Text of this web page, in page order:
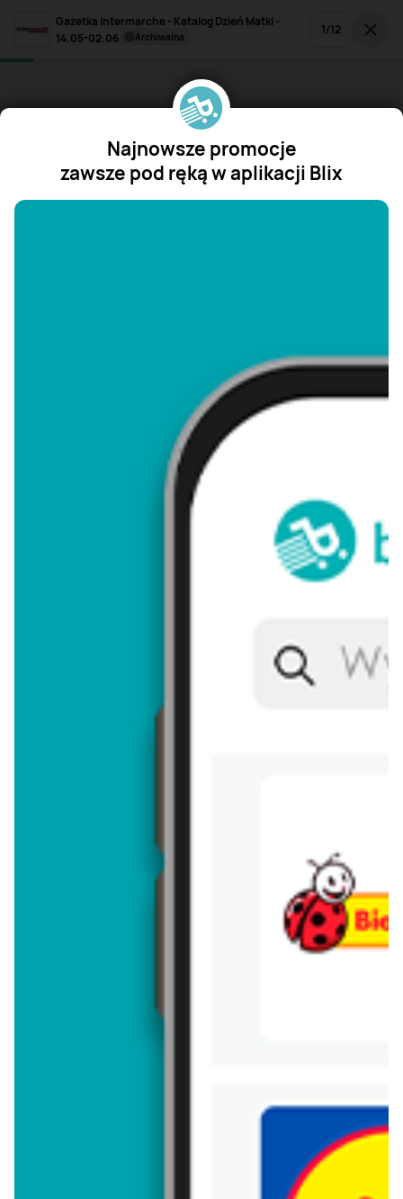
Gazetka Intermarche - Katalog Dzień Matki -
14.05-02.06
archiwalna 1/12
Najnowsze promocje
zawsze pod ręką w aplikacji Blix
"/>